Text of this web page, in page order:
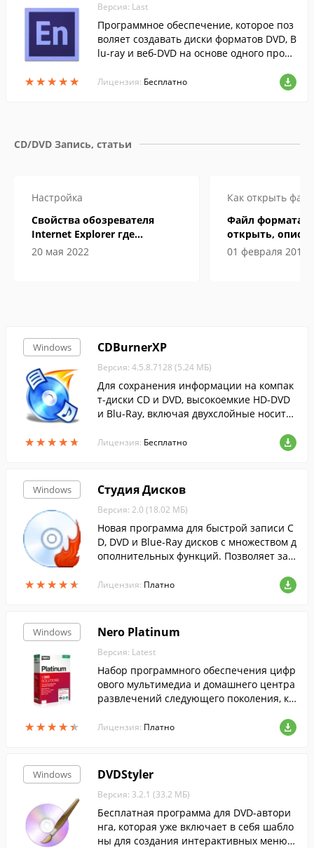
★★★★★
★★★★★
Версия: Last
Программное обеспечение, которое поз
воляет создавать диски форматов DVD, B
lu-ray и веб-DVD на основе одного проек
Лицензия: Бесплатно
CD/DVD Запись, статьи
Настройка
Свойства обозревателя
Internet Explorer где
находится
20 мая 2022
Как открыть файл
Файл формата
открыть,
особенности
01 февраля 2019
Windows
★★★★★
★★★★★
CDBurnerXP
Версия: 4.5.8.7128 (5.24 МБ)
Для сохранения информации на компак
т-диски CD и DVD, высокоемкие HD-DVD
и Blu-Ray, включая двухслойные носите
Лицензия: Бесплатно
Windows
★★★★★
★★★★★
Студия Дисков
Версия: 2.0 (18.02 МБ)
Новая программа для быстрой записи C
D, DVD и Blue-Ray дисков с множеством д
ополнительных функций. Позволяет зап
о, работать с ISO-образами дисков и др.
Лицензия: Платно
Windows
★★★★★
★★★★★
Nero Platinum
Версия: Latest
Набор программного обеспечения цифр
ового мультимедиа и домашнего центра
развлечений следующего поколения, ко
м в мире.
Лицензия: Платно
Windows DVDStyler
Версия: 3.2.1 (33.2 МБ)
Бесплатная программа для DVD-автори
нга, которая уже включает в себя шабло
ны для создания интерактивных меню,